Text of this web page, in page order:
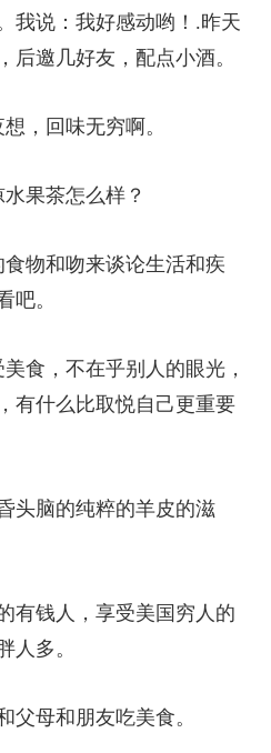
我说：我好感动哟！.昨天
后邀几好友，配点小酒。
，回味无穷啊。
果茶怎么样？
物和吻来谈论生活和疾
吧。
食，不在乎别人的眼光，
有什么比取悦自己更重要
头脑的纯粹的羊皮的滋
有钱人，享受美国穷人的
人多。
父母和朋友吃美食。